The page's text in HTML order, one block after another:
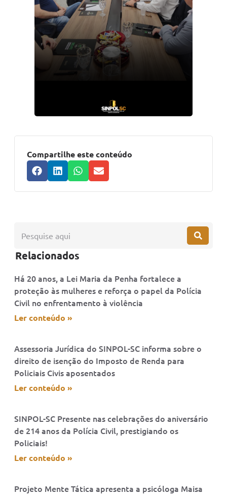
Compartilhe este conteúdo
Relacionados
Há 20 anos, a Lei Maria da Penha fortalece a
proteção às mulheres e reforça o papel da Polícia
Civil no enfrentamento à violência
Ler conteúdo »
Assessoria Jurídica do SINPOL-SC informa sobre o
direito de isenção do Imposto de Renda para
Policiais Civis aposentados
Ler conteúdo »
SINPOL-SC Presente nas celebrações do aniversário
de 214 anos da Polícia Civil, prestigiando os
Policiais!
Ler conteúdo »
Projeto Mente Tática apresenta a psicóloga Maisa